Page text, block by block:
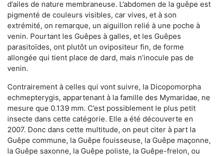
d’ailes de nature membraneuse. L’abdomen de la guêpe est
pigmenté de couleurs visibles, car vives, et à son
extrémité, on remarque, un aiguillon relié à une poche à
venin. Pourtant les Guêpes à galles, et les Guêpes
parasitoïdes, ont plutôt un ovipositeur fin, de forme
allongée qui tient place de dard, mais n’inocule pas de
venin.
Contrairement à celles qui vont suivre, la Dicopomorpha
echmepterygis, appartenant à la famille des Mymaridae, ne
mesure que 0.139 mm. C’est possiblement le plus petit
insecte dans cette catégorie. Elle a été découverte en
2007. Donc dans cette multitude, on peut citer à part la
Guêpe commune, la Guêpe fouisseuse, la Guêpe maçonne,
la Guêpe saxonne, la Guêpe poliste, la Guêpe-frelon, ou